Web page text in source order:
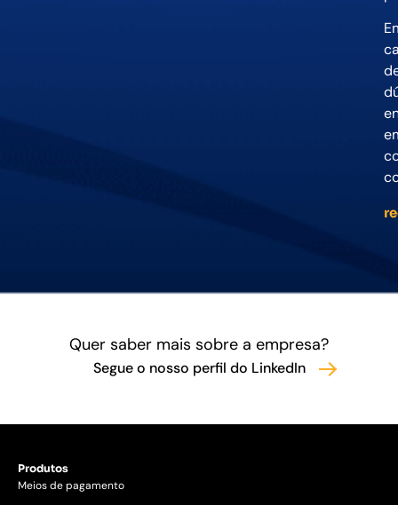
Quer saber mais sobre a empresa?
Segue o nosso perfil do LinkedIn
Produtos
Meios de pagamento